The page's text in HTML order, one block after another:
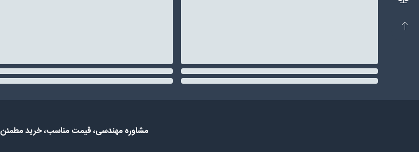
مشاوره مهندسی، قیمت مناسب، خرید مطمئن